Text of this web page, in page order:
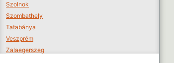
Szolnok
Szombathely
Tatabánya
Veszprém
Zalaegerszeg